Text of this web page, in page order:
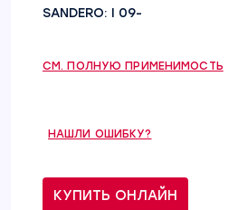
SANDERO: I 09-
СМ. ПОЛНУЮ ПРИМЕНИМОСТЬ
НАШЛИ ОШИБКУ?
КУПИТЬ ОНЛАЙН